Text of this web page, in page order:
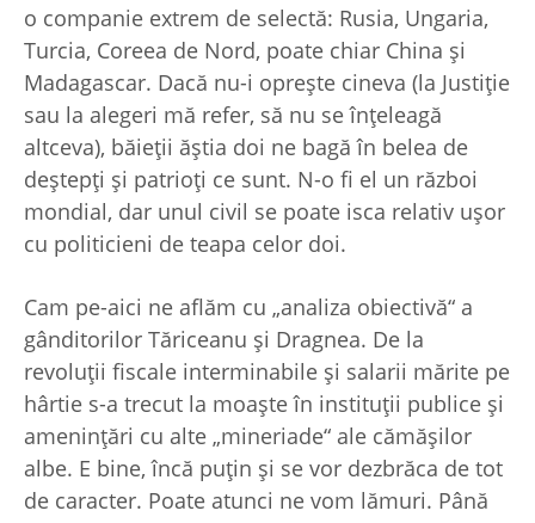
o companie extrem de selectă: Rusia, Ungaria,
Turcia, Coreea de Nord, poate chiar China şi
Madagascar. Dacă nu-i opreşte cineva (la Justiţie
sau la alegeri mă refer, să nu se înţeleagă
altceva), băieţii ăştia doi ne bagă în belea de
deştepţi şi patrioţi ce sunt. N-o fi el un război
mondial, dar unul civil se poate isca relativ uşor
cu politicieni de teapa celor doi.
Cam pe-aici ne aflăm cu „analiza obiectivă“ a
gânditorilor Tăriceanu şi Dragnea. De la
revoluţii fiscale interminabile şi salarii mărite pe
hârtie s-a trecut la moaşte în instituţii publice şi
ameninţări cu alte „mineriade“ ale cămăşilor
albe. E bine, încă puţin şi se vor dezbrăca de tot
de caracter. Poate atunci ne vom lămuri. Până